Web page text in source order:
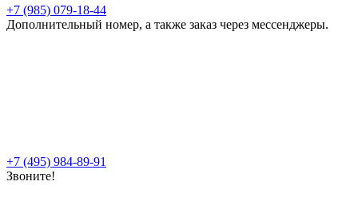
+7 (985) 079-18-44
Дополнительный номер, а также заказ через мессенджеры.
+7 (495) 984-89-91
Звоните!